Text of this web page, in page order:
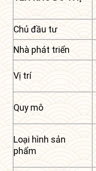
Chủ đầu tư
Nhà phát triển
Vị trí
Quy mô
Loại hình sản
phẩm